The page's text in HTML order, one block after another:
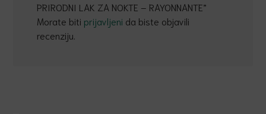
PRIRODNI LAK ZA NOKTE – RAYONNANTE”
Morate biti prijavljeni da biste objavili
recenziju.